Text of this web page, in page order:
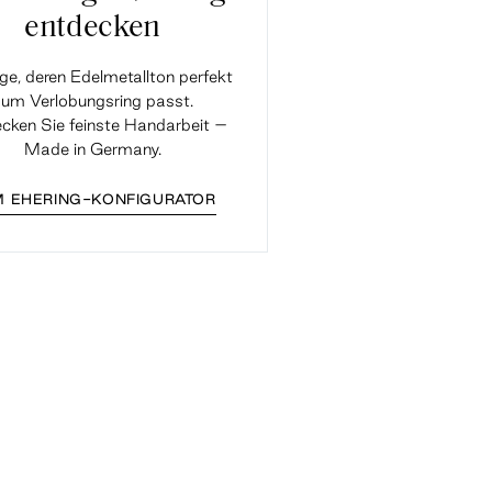
entdecken
deren Edelmetallton perfekt
Verlobungsring passt.
Sie feinste Handarbeit –
Made in Germany.
EHERING-KONFIGURATOR